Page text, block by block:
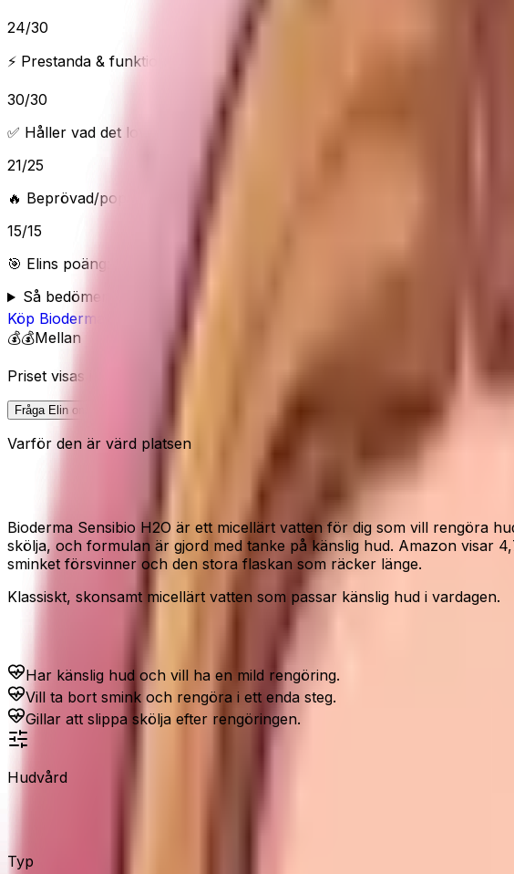
24/30
⚡ Prestanda & funktioner
30/30
✅ Håller vad det lovar
21/25
🔥 Beprövad/populär
15/15
🎯 Elins poäng:
Utmärkt skönhetsval med starka
Så bedömer Elin
Köp Bioderma
💰💰Mellan
Priset visas inte här eftersom Amazon kan ändra pris och lagerstatus.
Fråga Elin om denna
Varför den är värd platsen
Micellärt vatten för känslig hud
Bioderma Sensibio H2O är ett micellärt vatten för dig som vill rengöra
skölja, och formulan är gjord med tanke på känslig hud. Amazon visar
sminket försvinner och den stora flaskan som räcker länge.
Klassiskt, skonsamt micellärt vatten som passar känslig hud i vardagen.
Har känslig hud och vill ha en mild rengöring.
Vill ta bort smink och rengöra i ett enda steg.
Gillar att slippa skölja efter rengöringen.
Hudvård
Typ